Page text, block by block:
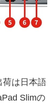
は日本語
Slimの